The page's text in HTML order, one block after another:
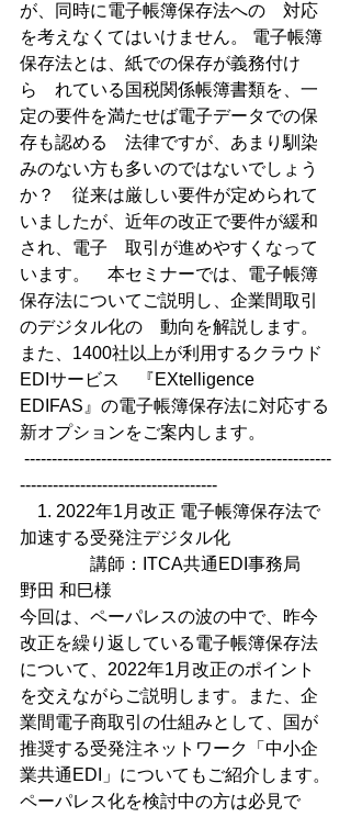
が、同時に電子帳簿保存法への　対応
を考えなくてはいけません。 電子帳簿
保存法とは、紙での保存が義務付け
ら　れている国税関係帳簿書類を、一
定の要件を満たせば電子データでの保
存も認める　法律ですが、あまり馴染
みのない方も多いのではないでしょう
か？　従来は厳しい要件が定められて
いましたが、近年の改正で要件が緩和
され、電子　取引が進めやすくなって
います。　本セミナーでは、電子帳簿
保存法についてご説明し、企業間取引
のデジタル化の　動向を解説します。
また、1400社以上が利用するクラウド
EDIサービス　『EXtelligence
EDIFAS』の電子帳簿保存法に対応する
新オプションをご案内します。
------------------------------------
1. 2022年1月改正 電子帳簿保存法で
加速する受発注デジタル化
講師：ITCA共通EDI事務局
野田 和巳様
今回は、ペーパレスの波の中で、昨今
改正を繰り返している電子帳簿保存法
について、2022年1月改正のポイント
を交えながらご説明します。また、企
業間電子商取引の仕組みとして、国が
推奨する受発注ネットワーク「中小企
業共通EDI」についてもご紹介します。
ペーパレス化を検討中の方は必見で